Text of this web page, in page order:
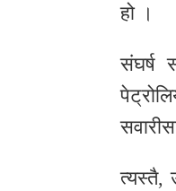
हो ।
संघर्ष
त्यस्तै,